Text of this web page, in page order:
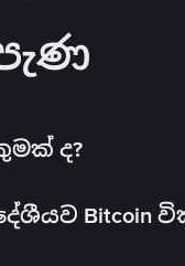
ද?
දේශීයව